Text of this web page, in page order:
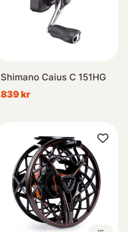
Shimano Caius C 151HG
839 kr